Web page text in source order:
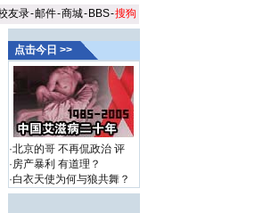
友录-邮件-商城- BBS-搜狗
点击今日 >>
·北京的哥 不再侃政治 评
·房产暴利 有道理？
·白衣天使为何与狼共舞？